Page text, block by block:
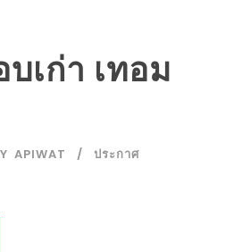
เก่า เทอม
APIWAT ประกาศ